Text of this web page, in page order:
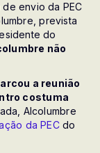
envio da PEC
prevista
do
não
a reunião
costuma
Alcolumbre
da PECdo